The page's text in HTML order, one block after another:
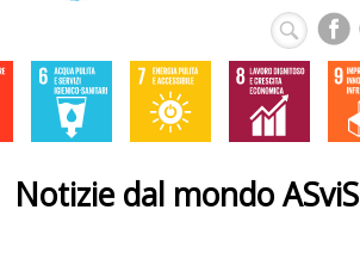
Notizie dal mondo ASviS